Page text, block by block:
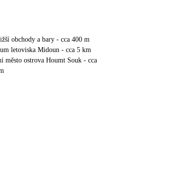
obchody a bary - cca 400 m
letoviska Midoun - cca 5 km
město ostrova Houmt Souk - cca